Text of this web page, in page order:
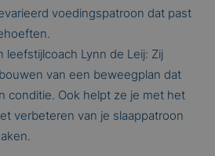
voedingspatroon dat past
leefstijlcoach Lynn de Leij: Zij
van een beweegplan dat
conditie. Ook helpt ze je met het
verbeteren van je slaappatroon